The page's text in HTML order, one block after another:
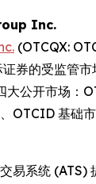
Inc.
(OTCQX:
券的受监管
大公开市场：
OTCID 基础
易系统 (ATS)